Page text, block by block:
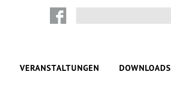
VERANSTALTUNGEN DOWNLOADS